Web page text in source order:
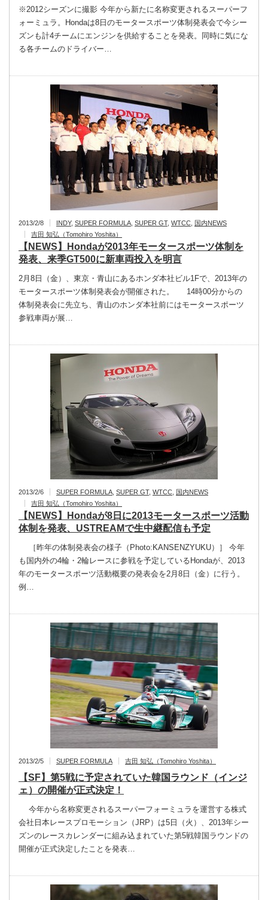
※2012シーズンに撮影 今年から新たに名称変更されるスーパーフ
ォーミュラ。Hondaは8日のモータースポーツ体制発表会で今シー
ズンも計4チームにエンジンを供給することを発表。同時に気にな
る各チームのドライバー…
2013/2/8 INDY, SUPER FORMULA SUPER GT, WTCC
国内NEWS
吉田 知弘（Tomohiro Yoshita）
【NEWS】Hondaが2013年モータースポーツ体制を
発表、来季GT500に新車両投入を明言
2月8日（金）、東京・青山にあるホンダ本社ビル1Fで、2013年の
モータースポーツ体制発表会が開催された。 14時00分からの
体制発表会に先立ち、青山のホンダ本社前にはモータースポーツ
参戦車両が展…
2013/2/6 SUPER FORMULA SUPER GT, WTCC
国内NEWS
吉田 知弘（Tomohiro Yoshita）
【NEWS】Hondaが8日に2013モータースポーツ活動
体制を発表、USTREAMで生中継配信も予定
［昨年の体制発表会の様子（Photo:KANSENZYUKU）］ 今年
も国内外の4輪・2輪レースに参戦を予定しているHondaが、2013
年のモータースポーツ活動概要の発表会を2月8日（金）に行う。
例…
2013/2/5 SUPER FORMULA 吉田 知弘（Tomohiro Yoshita）
【SF】第5戦に予定されていた韓国ラウンド（インジ
ェ）の開催が正式決定！
今年から名称変更されるスーパーフォーミュラを運営する株式
会社日本レースプロモーション（JRP）は5日（火）、2013年シー
ズンのレースカレンダーに組み込まれていた第5戦韓国ラウンドの
開催が正式決定したことを発表…